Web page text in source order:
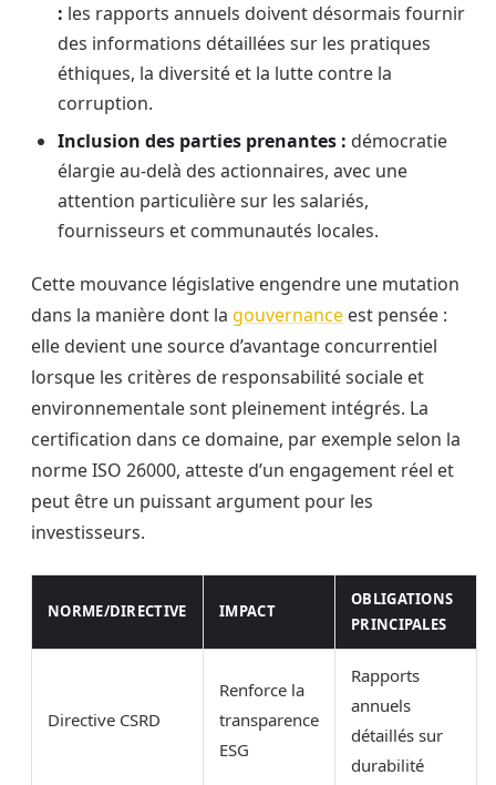
: les rapports annuels doivent désormais fournir
des informations détaillées sur les pratiques
éthiques, la diversité et la lutte contre la
corruption.
Inclusion des parties prenantes : démocratie
élargie au-delà des actionnaires, avec une
attention particulière sur les salariés,
fournisseurs et communautés locales.
Cette mouvance législative engendre une mutation
dans la manière dont la gouvernance est pensée :
elle devient une source d’avantage concurrentiel
lorsque les critères de responsabilité sociale et
environnementale sont pleinement intégrés. La
certification dans ce domaine, par exemple selon la
norme ISO 26000, atteste d’un engagement réel et
peut être un puissant argument pour les
investisseurs.
NORME/DIRECTIVE IMPACT
OBLIGATIONS
PRINCIPALES
Directive CSRD
Renforce la
transparence
ESG
Rapports
annuels
détaillés sur
durabilité